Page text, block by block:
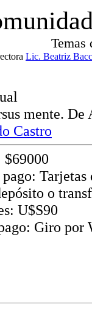
Temas
Lic. Beatriz
mente.
Castro
pago:
o
U$S90
Giro por